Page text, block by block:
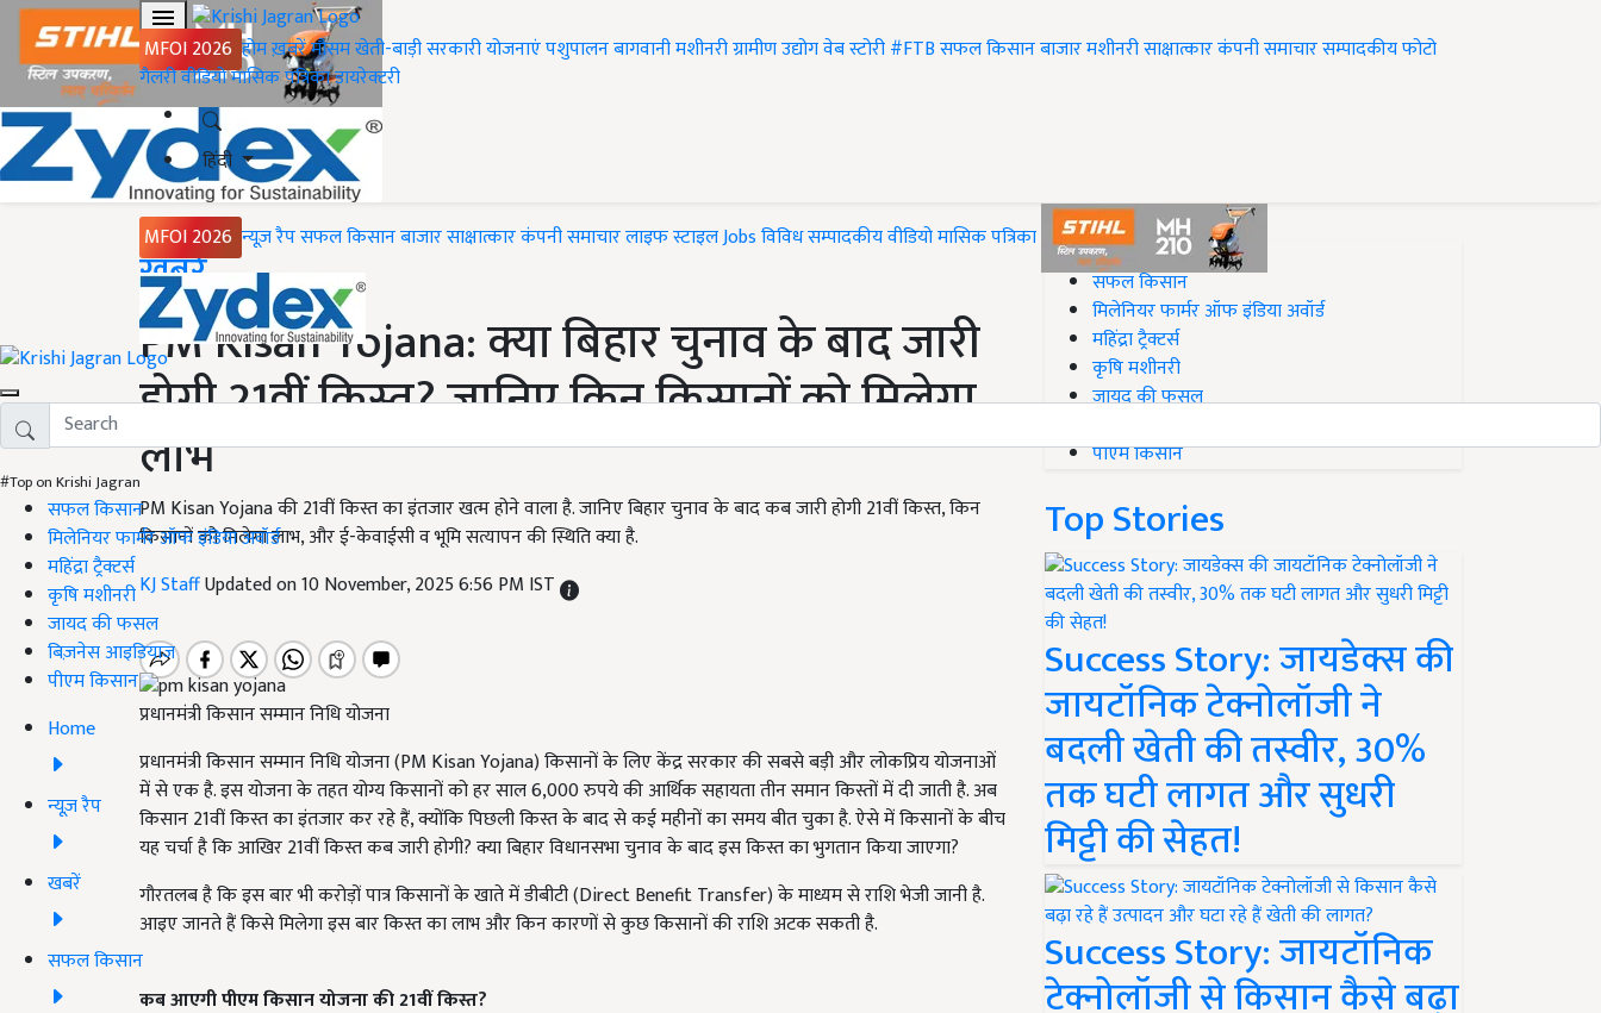
MFOI 2026 होमख़बरेंमौसमखेती-बाड़ीसरकारी योजनाएंपशुपालनबागवानीमशीनरीग्रामीण उद्योगवेब स्टोरी#FTBसफल किसानबाजारमशीनरीसाक्षात्कारकंपनी समाचारसम्पादकीयफोटो
गैलरीवीडियोमासिक पत्रिकाडायरेक्टरी
हिंदी
MFOI 2026 न्यूज़ रैपसफल किसानबाजारसाक्षात्कारकंपनी समाचारलाइफ स्टाइलJobsविविधसम्पादकीयवीडियोमासिक पत्रिका
#Top on Krishi Jagran
सफल किसान
मिलेनियर फार्मर ऑफ इंडिया अवॉर्ड
महिंद्रा ट्रैक्टर्स
कृषि मशीनरी
जायद की फसल
बिज़नेस आइडियाज
पीएम किसान
Home
न्यूज़ रैप
खबरें
सफल किसान
Home
ख़बरें
PM Kisan Yojana: क्या बिहार चुनाव के बाद जारी
होगी 21वीं किस्त? जानिए किन किसानों को मिलेगा
लाभ
PM Kisan Yojana की 21वीं किस्त का इंतजार खत्म होने वाला है. जानिए बिहार चुनाव के बाद कब जारी होगी 21वीं किस्त, किन
किसानों को मिलेगा लाभ, और ई-केवाईसी व भूमि सत्यापन की स्थिति क्या है.
KJ StaffUpdated on 10 November, 2025 6:56 PM IST
प्रधानमंत्री किसान सम्मान निधि योजना
प्रधानमंत्री किसान सम्मान निधि योजना (PM Kisan Yojana) किसानों के लिए केंद्र सरकार की सबसे बड़ी और लोकप्रिय योजनाओं
में से एक है. इस योजना के तहत योग्य किसानों को हर साल 6,000 रुपये की आर्थिक सहायता तीन समान किस्तों में दी जाती है. अब
किसान 21वीं किस्त का इंतजार कर रहे हैं, क्योंकि पिछली किस्त के बाद से कई महीनों का समय बीत चुका है. ऐसे में किसानों के बीच
यह चर्चा है कि आखिर 21वीं किस्त कब जारी होगी? क्या बिहार विधानसभा चुनाव के बाद इस किस्त का भुगतान किया जाएगा?
गौरतलब है कि इस बार भी करोड़ों पात्र किसानों के खाते में डीबीटी (Direct Benefit Transfer) के माध्यम से राशि भेजी जानी है.
आइए जानते हैं किसे मिलेगा इस बार किस्त का लाभ और किन कारणों से कुछ किसानों की राशि अटक सकती है.
कब आएगी पीएम किसान योजना की 21वीं किस्त?
#Top on Krishi Jagran
सफल किसान
मिलेनियर फार्मर ऑफ इंडिया अवॉर्ड
महिंद्रा ट्रैक्टर्स
कृषि मशीनरी
जायद की फसल
पीएम किसान
Top Stories
Success Story: जायडेक्स की
जायटॉनिक टेक्नोलॉजी ने
बदली खेती की तस्वीर, 30%
तक घटी लागत और सुधरी
मिट्टी की सेहत!
Success Story: जायटॉनिक
टेक्नोलॉजी से किसान कैसे बढ़ा